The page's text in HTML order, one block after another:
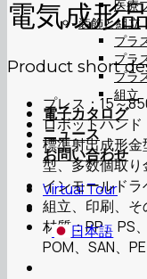
医療
装飾と組立
プラ
プラ
プラ
組立
電子カタログ
ニュース
お問い合わせ
Virtual Tour
日本語
電気成形
Product short
プレス：15～
ロボットハン
標準射出成形
型、多数個取り
インモールドラ
組立、印刷、
材質：PP、PS
POM、SAN、